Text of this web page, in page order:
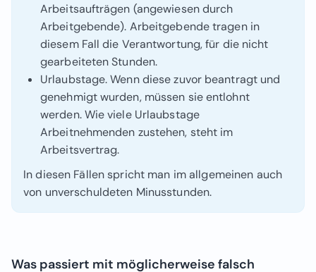
Arbeitsaufträgen (angewiesen durch
Arbeitgebende). Arbeitgebende tragen in
diesem Fall die Verantwortung, für die nicht
gearbeiteten Stunden.
Urlaubstage. Wenn diese zuvor beantragt und
genehmigt wurden, müssen sie entlohnt
werden. Wie viele Urlaubstage
Arbeitnehmenden zustehen, steht im
Arbeitsvertrag.
In diesen Fällen spricht man im allgemeinen auch
von unverschuldeten Minusstunden.
Was passiert mit möglicherweise falsch